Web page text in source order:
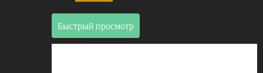
Быстрый просмотр